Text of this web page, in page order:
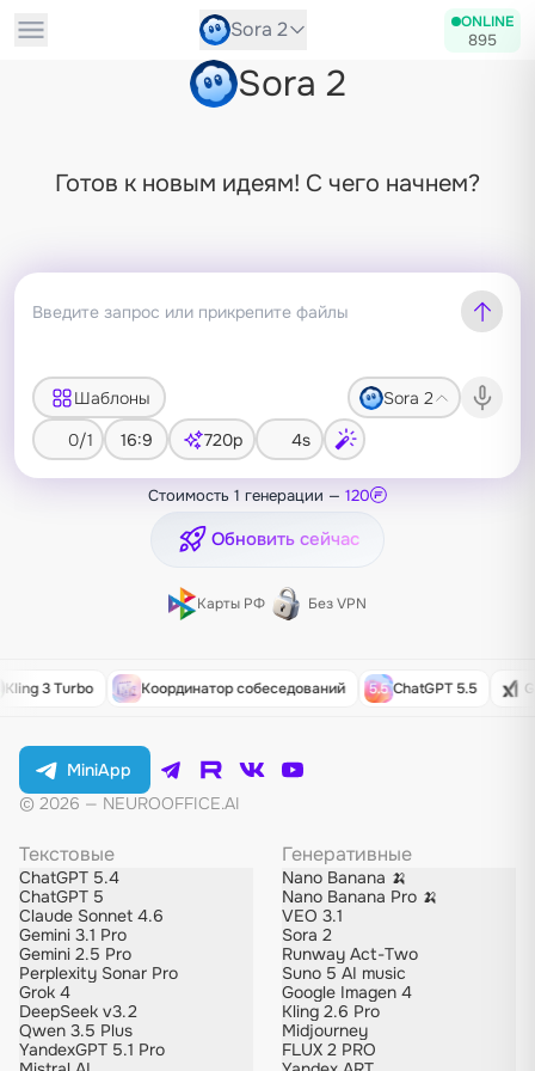
Sora 2 ONLINE
895
Sora 2
Готов к новым идеям! С чего начнем?
Шаблоны
Sora 2
0/1
16:9 720p 4s
Стоимость 1 генерации — 120
Обновить сейчас
Карты РФ Без VPN
3 Turbo Координатор собеседований ChatGPT 5.5
MiniApp
© 2026 — NEUROOFFICE.AI
Текстовые
ChatGPT 5.4
ChatGPT 5
Claude Sonnet 4.6
Gemini 3.1 Pro
Gemini 2.5 Pro
Perplexity Sonar Pro
Grok 4
DeepSeek v3.2
Qwen 3.5 Plus
YandexGPT 5.1 Pro
Генеративные
Nano Banana 🍌
Nano Banana Pro 🍌
VEO 3.1
Sora 2
Runway Act-Two
Suno 5 AI music
Google Imagen 4
Kling 2.6 Pro
Midjourney
FLUX 2 PRO